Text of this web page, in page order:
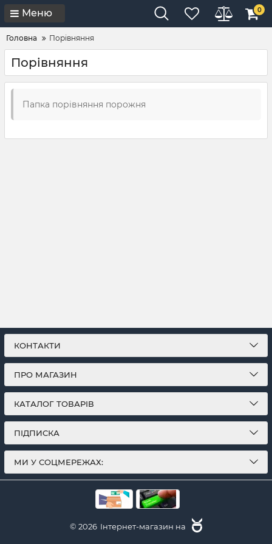
Меню 0
Головна Порівняння
Порівняння
Папка порівняння порожня
КОНТАКТИ
ПРО МАГАЗИН
КАТАЛОГ ТОВАРІВ
ПІДПИСКА
МИ У СОЦМЕРЕЖАХ:
© 2026 Інтернет-магазин на